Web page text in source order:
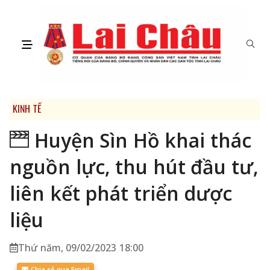
KINH TẾ
Huyện Sìn Hồ khai thác
nguồn lực, thu hút đầu tư,
liên kết phát triển dược
liệu
Thứ năm, 09/02/2023 18:00